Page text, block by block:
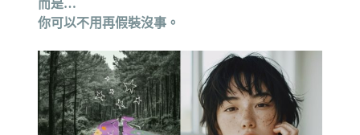
而是…
你可以不用再假裝沒事。